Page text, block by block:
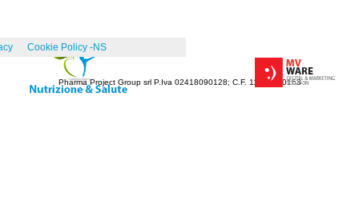
Cookie Policy -NS
Pharma Project Group srl P.Iva 02418090128; C.F. 11341670153